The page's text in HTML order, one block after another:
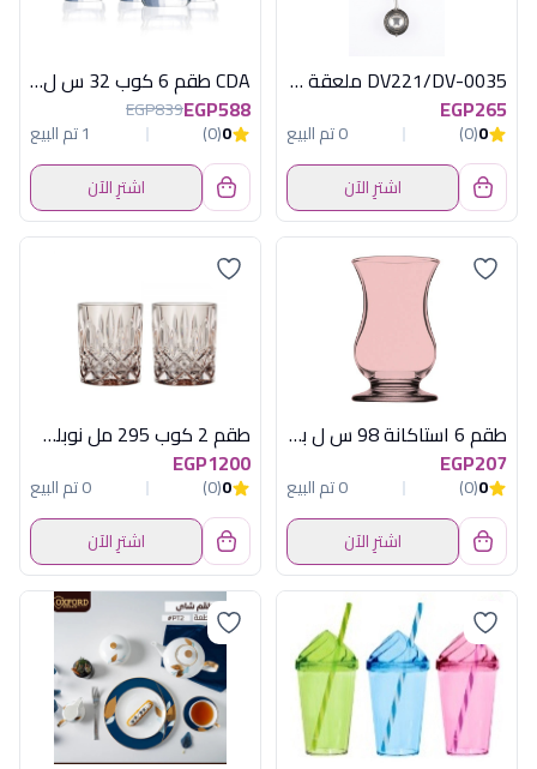
DV221/DV-0035 ملعقة ايس كريم شانجيا ديفا
EGP265
0
(0)
0 تم البيع
اشترِ الآن
CDA طقم 6 كوب 32 س ل اركتكت
EGP588
EGP839
0
(0)
1 تم البيع
اشترِ الآن
طقم 6 استاكانة 98 س ل بيرا روز
EGP207
0
(0)
0 تم البيع
اشترِ الآن
طقم 2 كوب 295 مل نوبلس عسلى
EGP1200
0
(0)
0 تم البيع
اشترِ الآن